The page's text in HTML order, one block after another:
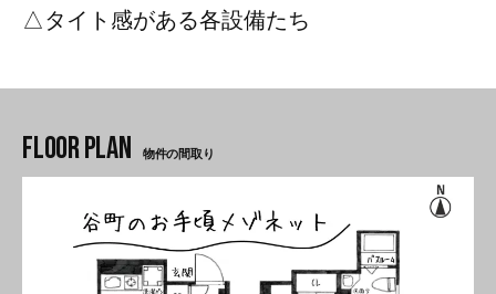
△タイト感がある各設備たち
物件の間取り